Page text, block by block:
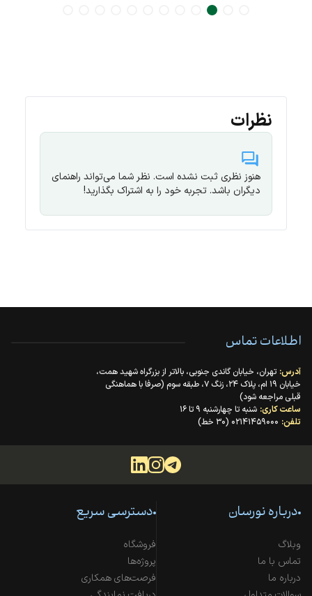
نظرات
هنوز نظری ثبت نشده است. نظر شما می‌تواند راهنمای
دیگران باشد. تجربه خود را به اشتراک بگذارید!
اطلاعات تماس
آدرس: تهران، خیابان گاندی جنوبی، بالاتر از بزرگراه شهید همت،
خیابان ۱۹ ام، پلاک ۲۴، زنگ ۷، طبقه سوم (صرفا با هماهنگی
قبلی مراجعه شود)
ساعت کاری: شنبه تا چهارشنبه ۹ تا ۱۶
تلفن: ۰۲۱۴۱۴۵۹۰۰۰ (۳۰ خط)
درباره نورسان
وبلاگ
تماس با ما
درباره ما
دسترسی سریع
فروشگاه
پروژه‌ها
فرصت‌های همکاری